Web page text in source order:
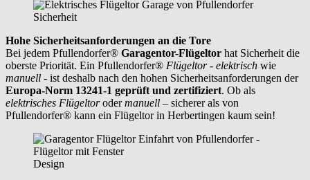
Sicherheit
Hohe Sicherheitsanforderungen an die Tore
Bei jedem Pfullendorfer® Garagentor-Flügeltor hat Sicherheit die
oberste Priorität. Ein Pfullendorfer® Flügeltor - elektrisch wie
manuell - ist deshalb nach den hohen Sicherheitsanforderungen der
Europa-Norm 13241-1 geprüft und zertifiziert. Ob als
elektrisches Flügeltorodermanuell – sicherer als von
Pfullendorfer® kann ein Flügeltor in Herbertingen kaum sein!
Design